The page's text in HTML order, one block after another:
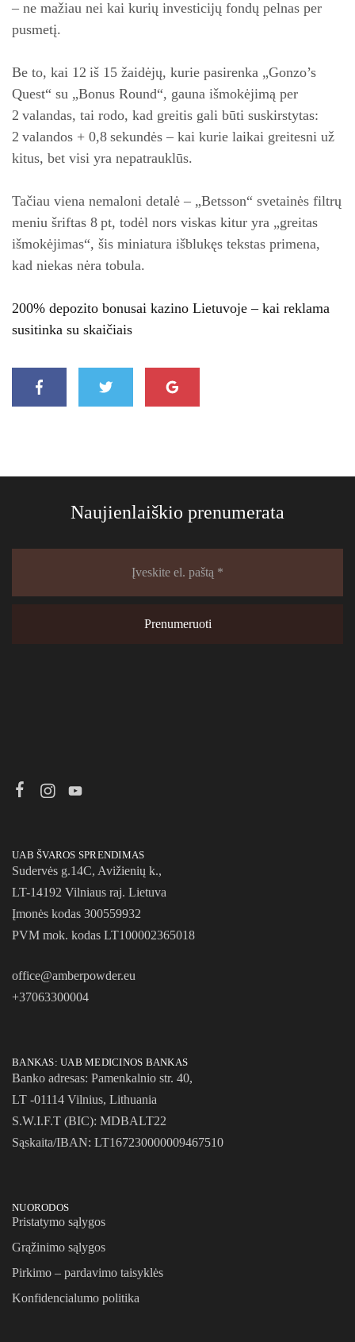
– ne mažiau nei kai kurių investicijų fondų pelnas per
pusmetį.
Be to, kai 12 iš 15 žaidėjų, kurie pasirenka „Gonzo’s
Quest“ su „Bonus Round“, gauna išmokėjimą per
2 valandas, tai rodo, kad greitis gali būti suskirstytas:
2 valandos + 0,8 sekundės – kai kurie laikai greitesni už
kitus, bet visi yra nepatrauklūs.
Tačiau viena nemaloni detalė – „Betsson“ svetainės filtrų
meniu šriftas 8 pt, todėl nors viskas kitur yra „greitas
išmokėjimas“, šis miniatura išblukęs tekstas primena,
kad niekas nėra tobula.
200% depozito bonusai kazino Lietuvoje – kai reklama
susitinka su skaičiais
Naujienlaiškio prenumerata
UAB ŠVAROS SPRENDIMAS
Sudervės g.14C, Avižienių k.,
LT-14192 Vilniaus raj. Lietuva
Įmonės kodas 300559932
PVM mok. kodas LT100002365018
office@amberpowder.eu
+37063300004
BANKAS: UAB MEDICINOS BANKAS
Banko adresas: Pamenkalnio str. 40,
LT -01114 Vilnius, Lithuania
S.W.I.F.T (BIC): MDBALT22
Sąskaita/IBAN: LT167230000009467510
NUORODOS
Pristatymo sąlygos
Grąžinimo sąlygos
Pirkimo – pardavimo taisyklės
Konfidencialumo politika